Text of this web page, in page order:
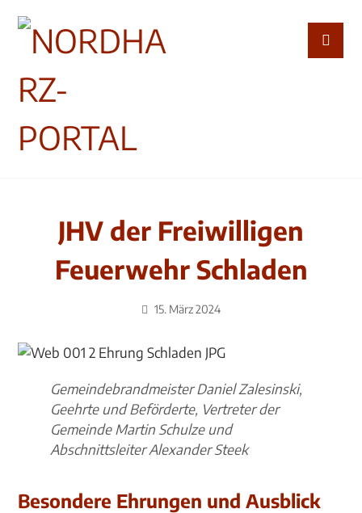
JHV der Freiwilligen
Feuerwehr Schladen
15. März 2024
Gemeindebrandmeister Daniel Zalesinski,
Geehrte und Beförderte, Vertreter der
Gemeinde Martin Schulze und
Abschnittsleiter Alexander Steek
Besondere Ehrungen und Ausblick